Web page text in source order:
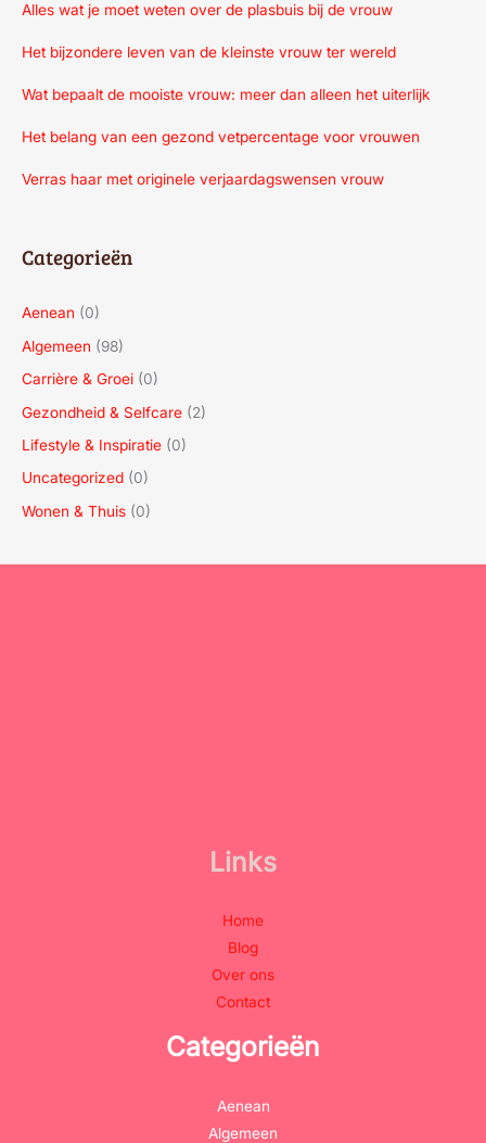
Alles wat je moet weten over de plasbuis bij de vrouw
Het bijzondere leven van de kleinste vrouw ter wereld
Wat bepaalt de mooiste vrouw: meer dan alleen het uiterlijk
Het belang van een gezond vetpercentage voor vrouwen
Verras haar met originele verjaardagswensen vrouw
Categorieën
Aenean (0)
Algemeen (98)
Carrière & Groei (0)
Gezondheid & Selfcare (2)
Lifestyle & Inspiratie (0)
Uncategorized (0)
Wonen & Thuis (0)
Links
Home
Blog
Over ons
Contact
Categorieën
Aenean
Algemeen